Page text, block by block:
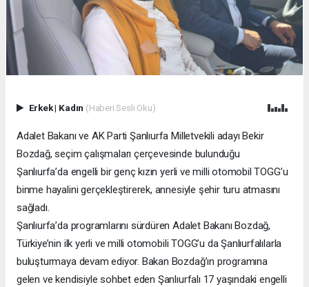
Erkek| Kadın (Haberi Sesli Oku)
Adalet Bakanı ve AK Parti Şanlıurfa Milletvekili adayı Bekir
Bozdağ, seçim çalışmaları çerçevesinde bulunduğu
Şanlıurfa’da engelli bir genç kızın yerli ve milli otomobil TOGG’u
binme hayalini gerçekleştirerek, annesiyle şehir turu atmasını
sağladı.
Şanlıurfa’da programlarını sürdüren Adalet Bakanı Bozdağ,
Türkiye’nin ilk yerli ve milli otomobili TOGG’u da Şanlıurfalılarla
buluşturmaya devam ediyor. Bakan Bozdağ’ın programına
gelen ve kendisiyle sohbet eden Şanlıurfalı 17 yaşındaki engelli